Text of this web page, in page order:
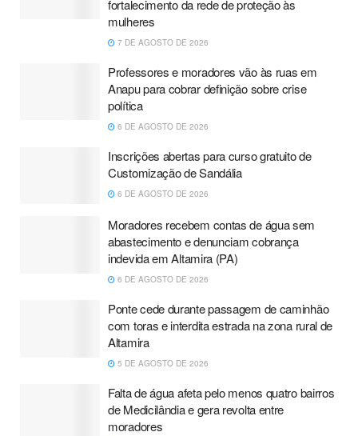
fortalecimento da rede de proteção às
mulheres
7 DE AGOSTO DE 2026
Professores e moradores vão às ruas em
Anapu para cobrar definição sobre crise
política
6 DE AGOSTO DE 2026
Inscrições abertas para curso gratuito de
Customização de Sandália
6 DE AGOSTO DE 2026
Moradores recebem contas de água sem
abastecimento e denunciam cobrança
indevida em Altamira (PA)
6 DE AGOSTO DE 2026
Ponte cede durante passagem de caminhão
com toras e interdita estrada na zona rural de
Altamira
5 DE AGOSTO DE 2026
Falta de água afeta pelo menos quatro bairros
de Medicilândia e gera revolta entre
moradores